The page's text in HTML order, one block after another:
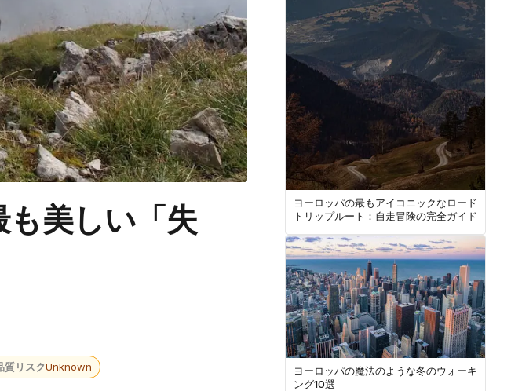
美しい「失
質リスクUnknown
ヨーロッパの最もアイコニックなロード
トリップルート：自走冒険の完全ガイド
ヨーロッパの魔法のような冬のウォーキ
ング10選